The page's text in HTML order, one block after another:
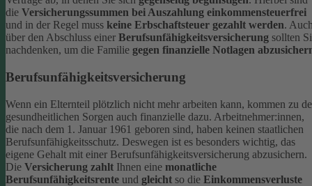
die Versicherungssummen bei Auszahlung einkommensteuerfrei
und in der Regel muss keine Erbschaftsteuer gezahlt werden.
über den Abschluss einer Berufsunfähigkeitsversicherung sollten
nachdenken, um die Familie gegen finanzielle Notlagen
Berufsunfähigkeitsversicherung
Wenn ein Elternteil plötzlich nicht mehr arbeiten kann, kommen zu
gesundheitlichen Sorgen auch finanzielle dazu. Arbeitnehmer:innen,
die nach dem 1. Januar 1961 geboren sind, haben keinen staatlichen
Berufsunfähigkeitsschutz. Deswegen ist es besonders wichtig, das
eigene Gehalt mit einer Berufsunfähigkeitsversicherung abzusichern.
Die Versicherung zahlt Ihnen eine monatliche
Berufsunfähigkeitsrente und gleicht so die Einkommensverluste